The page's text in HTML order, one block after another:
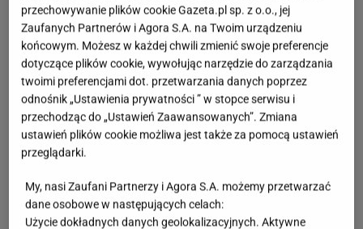
przechowywanie plików cookie Gazeta.pl sp. z o.o., jej
Zaufanych Partnerów i Agora S.A. na Twoim urządzeniu
końcowym. Możesz w każdej chwili zmienić swoje preferencje
dotyczące plików cookie, wywołując narzędzie do zarządzania
twoimi preferencjami dot. przetwarzania danych poprzez
odnośnik „Ustawienia prywatności ” w stopce serwisu i
przechodząc do „Ustawień Zaawansowanych”. Zmiana
ustawień plików cookie możliwa jest także za pomocą ustawień
przeglądarki.
My, nasi Zaufani Partnerzy i Agora S.A. możemy przetwarzać
dane osobowe w następujących celach:
Użycie dokładnych danych geolokalizacyjnych. Aktywne